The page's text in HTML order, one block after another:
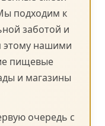
подходим к
заботой и
этому нашими
пищевые
и магазины
очередь с